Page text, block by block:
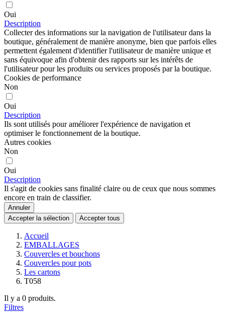
Oui
Description
Collecter des informations sur la navigation de l'utilisateur dans la
boutique, généralement de manière anonyme, bien que parfois elles
permettent également d'identifier l'utilisateur de manière unique et
sans équivoque afin d'obtenir des rapports sur les intérêts de
l'utilisateur pour les produits ou services proposés par la boutique.
Cookies de performance
Non
Oui
Description
Ils sont utilisés pour améliorer l'expérience de navigation et
optimiser le fonctionnement de la boutique.
Autres cookies
Non
Oui
Description
Il s'agit de cookies sans finalité claire ou de ceux que nous sommes
encore en train de classifier.
Annuler
Accepter la sélection
Accepter tous
Accueil
EMBALLAGES
Couvercles et bouchons
Couvercles pour pots
Les cartons
T058
Il y a 0 produits.
Filtres